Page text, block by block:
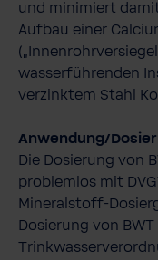
und minimiert
Aufbau einer
wasserführenden
verzinktem Stahl
Anwendung/
Die Dosierung von
problemlos mit
Mineralstoff-
Dosierung von